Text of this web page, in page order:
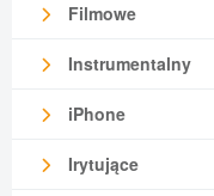
Filmowe
Instrumentalny
iPhone
Irytujące